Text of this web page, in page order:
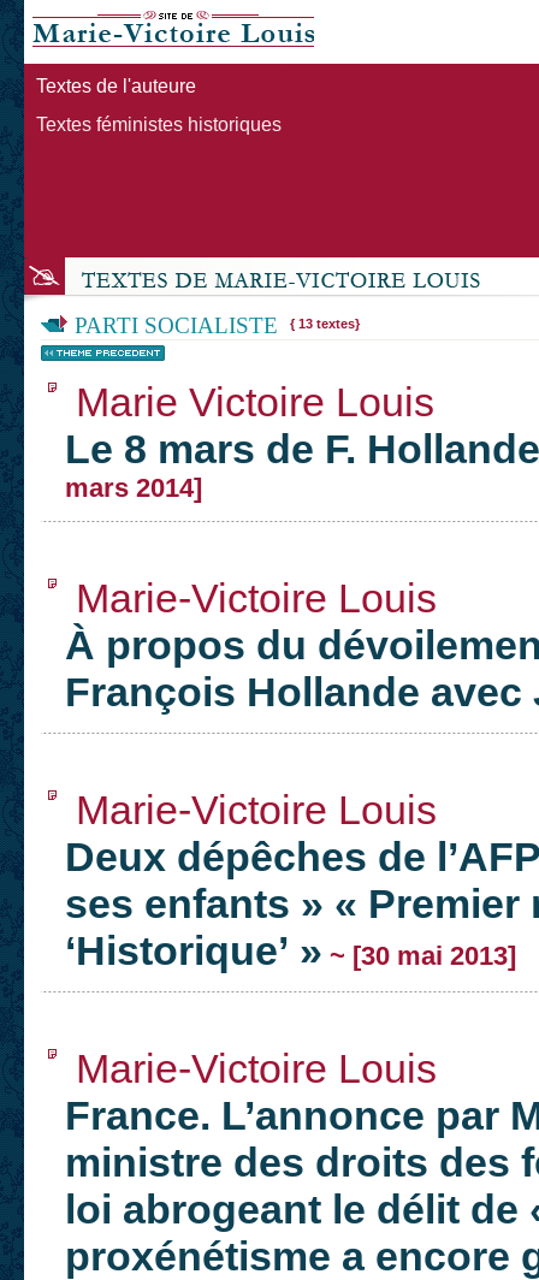
Textes de l'auteure
Textes féministes historiques
PARTI SOCIALISTE { 13 textes}
Marie Victoire Louis
Le 8 mars de F.
mars 2014]
Marie-Victoire Louis
À propos du
François Hollande avec
Marie-Victoire Louis
Deux dépêches de
ses enfants » « Premier
‘Historique’ » ~ [30 mai 2013]
Marie-Victoire Louis
France. L’annonce par
ministre des droits des
loi abrogeant le délit de
proxénétisme a encore